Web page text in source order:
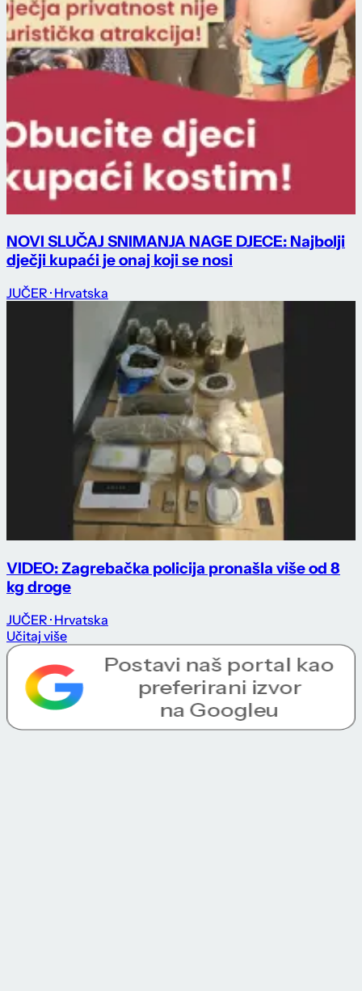
NOVI SLUČAJ SNIMANJA NAGE DJECE: Najbolji
dječji kupaći je onaj koji se nosi
JUČER · Hrvatska
VIDEO: Zagrebačka policija pronašla više od 8
kg droge
JUČER · Hrvatska
Učitaj više